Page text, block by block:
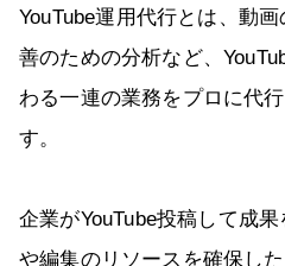
YouTube運用代行とは、動
善のための分析など、
わる一連の業務をプロに代
す。
企業がYouTube投稿して成
や編集のリソースを確保し